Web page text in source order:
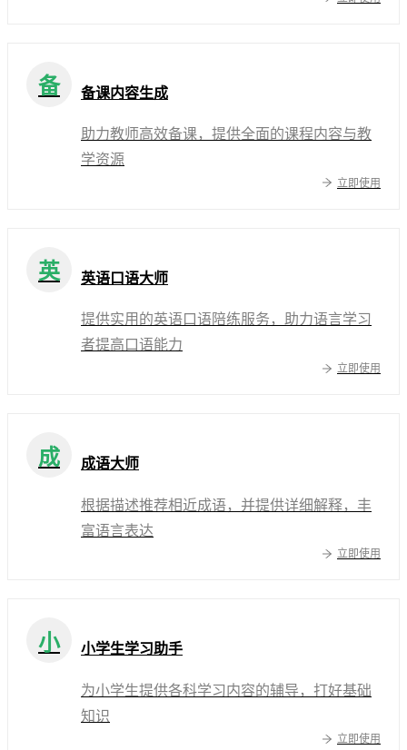
备 备课内容生成
助力教师高效备课，提供全面的课程内容与教
学资源
立即使用
英 英语口语大师
提供实用的英语口语陪练服务，助力语言学习
者提高口语能力
立即使用
成 成语大师
根据描述推荐相近成语，并提供详细解释，丰
富语言表达
立即使用
小 小学生学习助手
为小学生提供各科学习内容的辅导，打好基础
知识
立即使用